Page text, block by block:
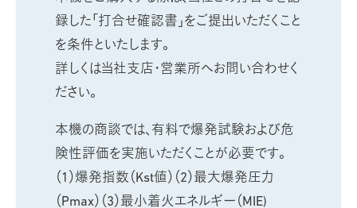
録した「打合せ確認書」をご提出いただくこと
を条件といたします。
詳しくは当社支店・営業所へお問い合わせく
ださい。
本機の商談では、有料で爆発試験および危
険性評価を実施いただくことが必要です。
（1）爆発指数（Kst値）（2）最大爆発圧力
（Pmax）（3）最小着火エネルギー（MIE)